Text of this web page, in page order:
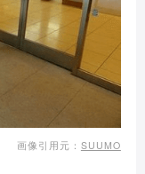
画像引用元： SUUMO